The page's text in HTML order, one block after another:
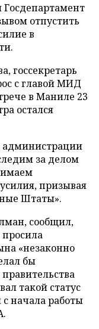
отпустить
в
госсекретарь
с главой МИД
в Маниле 23
остался
администрации
за делом
призывая
Штаты».
сообщил,
просила
«незаконно
бы
такой статус
начала работы